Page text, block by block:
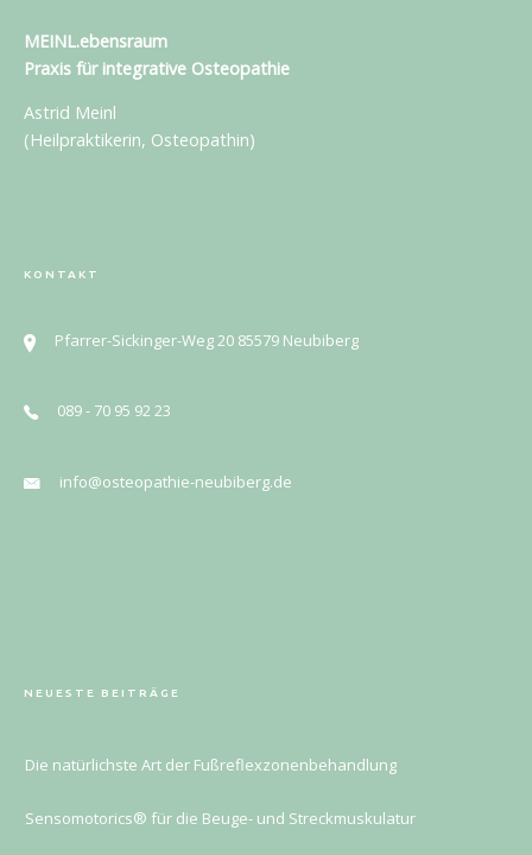
MEINL.ebensraum
Praxis für integrative Osteopathie
Astrid Meinl
(Heilpraktikerin, Osteopathin)
KONTAKT
Pfarrer-Sickinger-Weg 20 85579 Neubiberg
089 - 70 95 92 23
info@osteopathie-neubiberg.de
NEUESTE BEITRÄGE
Die natürlichste Art der Fußreflexzonenbehandlung
Sensomotorics® für die Beuge- und Streckmuskulatur